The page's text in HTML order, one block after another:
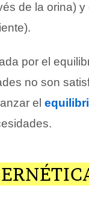
de la orina)
por el
no son
el